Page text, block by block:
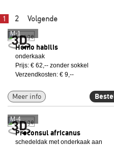
1 2 Volgende
M-1
Homo habilis
onderkaak
Prijs: € 62,-- zonder sokkel
Verzendkosten: € 9,--
Meer info
M-4
Proconsul africanus
schedeldak met onderkaak aan